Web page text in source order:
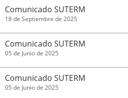
Comunicado SUTERM
18 de Septiembre de 2025
Comunicado SUTERM
05 de Junio de 2025
Comunicado SUTERM
05 de Junio de 2025